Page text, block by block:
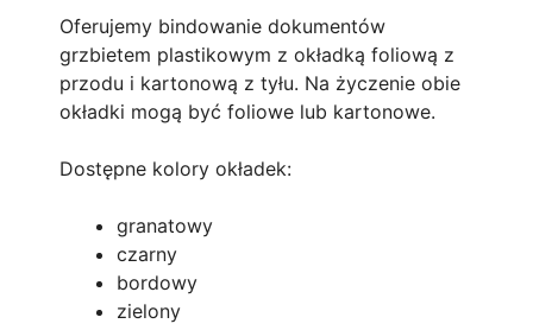
Oferujemy bindowanie dokumentów
grzbietem plastikowym z okładką foliową z
przodu i kartonową z tyłu. Na życzenie obie
okładki mogą być foliowe lub kartonowe.
Dostępne kolory okładek:
granatowy
czarny
bordowy
zielony